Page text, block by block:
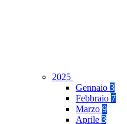
2025
Gennaio 3
Febbraio 7
Marzo 9
Aprile 3